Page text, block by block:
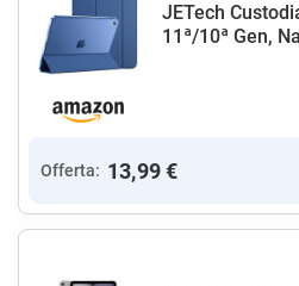
JETech
11ª/10ª Gen,
Offerta: 13,99 €